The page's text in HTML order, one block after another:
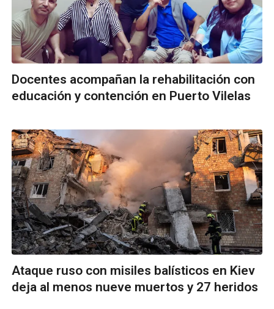
Docentes acompañan la rehabilitación con
educación y contención en Puerto Vilelas
Ataque ruso con misiles balísticos en Kiev
deja al menos nueve muertos y 27 heridos